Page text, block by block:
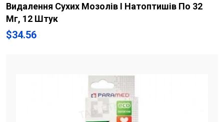
Видалення Сухих Мозолів І Натоптишів По 32
Мг, 12 Штук
$34.56